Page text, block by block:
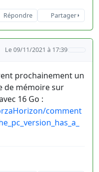
Répondre Partager
Le 09/11/2021 à 17:39
prochainement un
de mémoire sur
16 Go :
comment